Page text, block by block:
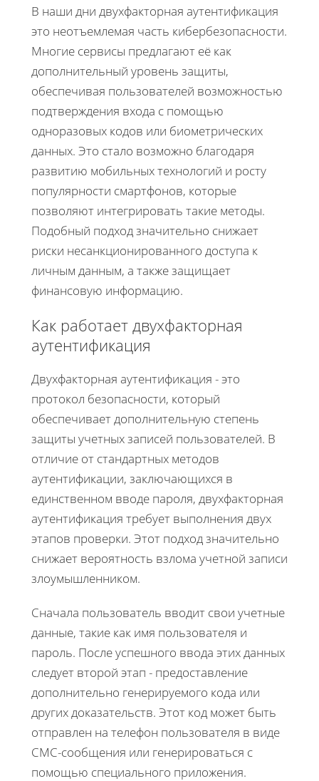
В наши дни двухфакторная аутентификация
это неотъемлемая часть кибербезопасности.
Многие сервисы предлагают её как
дополнительный уровень защиты,
обеспечивая пользователей возможностью
подтверждения входа с помощью
одноразовых кодов или биометрических
данных. Это стало возможно благодаря
развитию мобильных технологий и росту
популярности смартфонов, которые
позволяют интегрировать такие методы.
Подобный подход значительно снижает
риски несанкционированного доступа к
личным данным, а также защищает
финансовую информацию.
Как работает двухфакторная
аутентификация
Двухфакторная аутентификация - это
протокол безопасности, который
обеспечивает дополнительную степень
защиты учетных записей пользователей. В
отличие от стандартных методов
аутентификации, заключающихся в
единственном вводе пароля, двухфакторная
аутентификация требует выполнения двух
этапов проверки. Этот подход значительно
снижает вероятность взлома учетной записи
злоумышленником.
Сначала пользователь вводит свои учетные
данные, такие как имя пользователя и
пароль. После успешного ввода этих данных
следует второй этап - предоставление
дополнительно генерируемого кода или
других доказательств. Этот код может быть
отправлен на телефон пользователя в виде
СМС-сообщения или генерироваться с
помощью специального приложения.